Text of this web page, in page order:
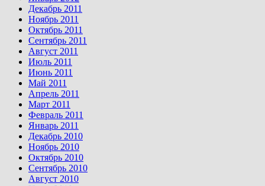
Декабрь 2011
Ноябрь 2011
Октябрь 2011
Сентябрь 2011
Август 2011
Июль 2011
Июнь 2011
Май 2011
Апрель 2011
Март 2011
Февраль 2011
Январь 2011
Декабрь 2010
Ноябрь 2010
Октябрь 2010
Сентябрь 2010
Август 2010